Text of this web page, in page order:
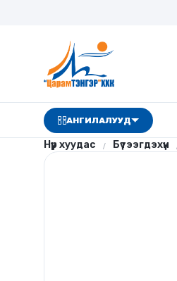
АНГИЛАЛУУД
Нүүр хуудас Бүтээгдэхүүн